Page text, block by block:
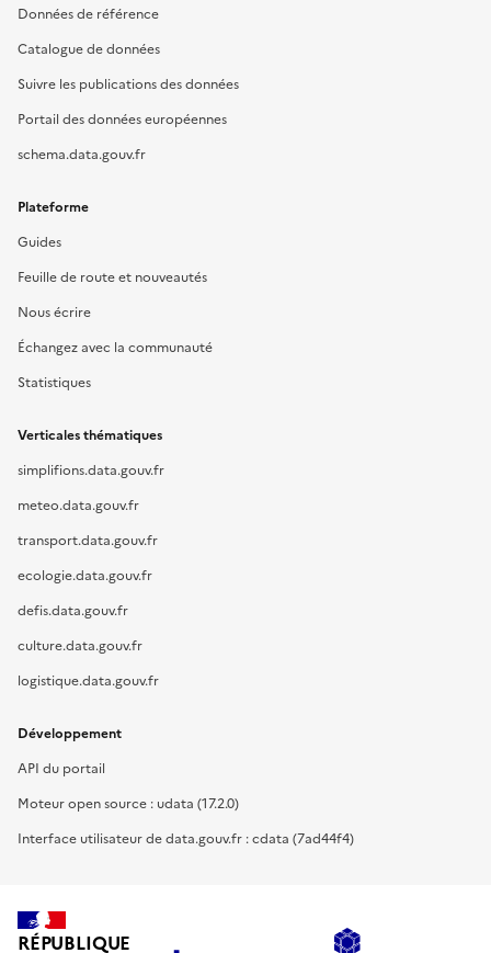
Données de référence
Catalogue de données
Suivre les publications des données
Portail des données européennes
schema.data.gouv.fr
Plateforme
Guides
Feuille de route et nouveautés
Nous écrire
Échangez avec la communauté
Statistiques
Verticales thématiques
simplifions.data.gouv.fr
meteo.data.gouv.fr
transport.data.gouv.fr
ecologie.data.gouv.fr
defis.data.gouv.fr
culture.data.gouv.fr
logistique.data.gouv.fr
Développement
API du portail
Moteur open source : udata (17.2.0)
Interface utilisateur de data.gouv.fr : cdata (7ad44f4)
RÉPUBLIQUE